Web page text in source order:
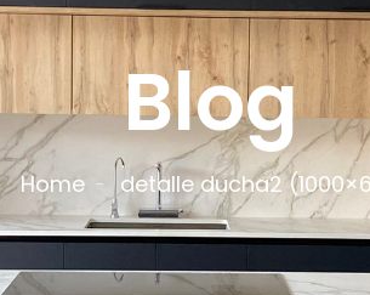
Blog
Home detalle ducha2